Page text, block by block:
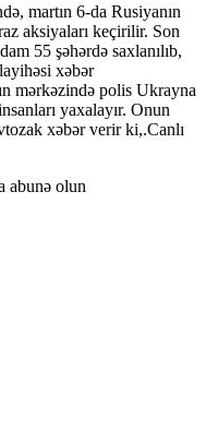
martın 6-da Rusiyanın
aksiyaları keçirilir. Son
55 şəhərdə saxlanılıb,
xəbər
mərkəzində polis Ukrayna
yaxalayır. Onun
xəbər verir ki,.Canlı
abunə olun